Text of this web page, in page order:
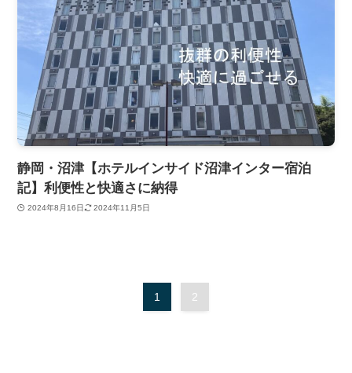
静岡・沼津【ホテルインサイド沼津インター宿泊
記】利便性と快適さに納得
2024年8月16日 2024年11月5日
1 2